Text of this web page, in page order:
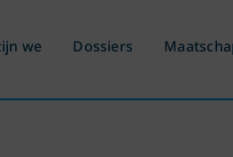
we Dossiers